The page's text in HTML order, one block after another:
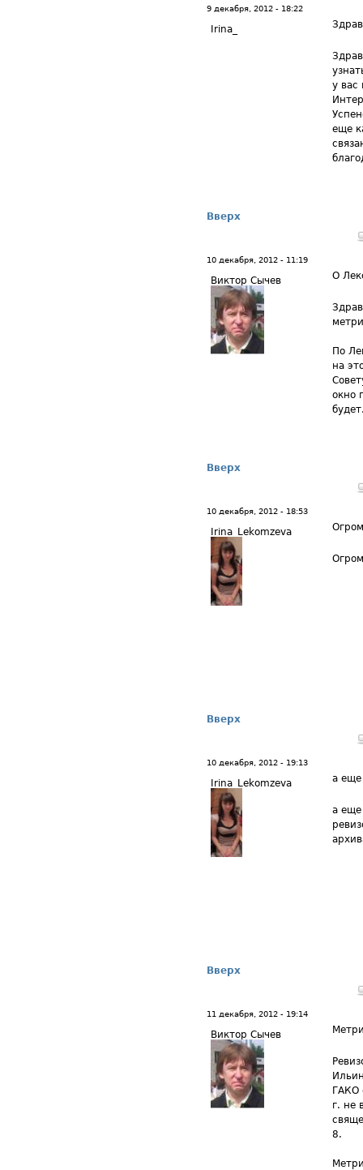
9 декабря, 2012 - 18:22
Irina_
у вас
еще
Вверх
10 декабря, 2012 - 11:19
Виктор Сычев О
По
на
окно
Вверх
10 декабря, 2012 - 18:53
Irina_Lekomzeva
Вверх
10 декабря, 2012 - 19:13
Irina_Lekomzeva а еще
а еще
Вверх
11 декабря, 2012 - 19:14
Виктор Сычев
ГАКО
г. не
8.